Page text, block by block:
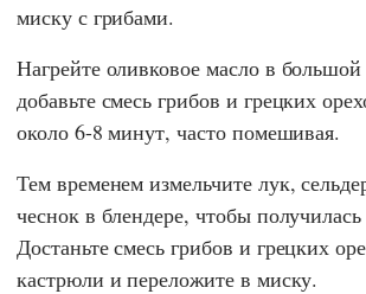
миску с грибами.
Нагрейте оливковое масло в
добавьте смесь грибов и грецких
около 6-8 минут, часто помешивая.
Тем временем измельчите лук,
чеснок в блендере, чтобы получилась
Достаньте смесь грибов и грецких
кастрюли и переложите в миску.